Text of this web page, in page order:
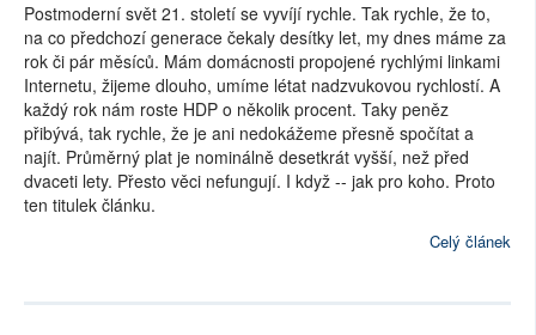
Postmoderní svět 21. století se vyvíjí rychle. Tak rychle, že to,
na co předchozí generace čekaly desítky let, my dnes máme za
rok či pár měsíců. Mám domácnosti propojené rychlými linkami
Internetu, žijeme dlouho, umíme létat nadzvukovou rychlostí. A
každý rok nám roste HDP o několik procent. Taky peněz
přibývá, tak rychle, že je ani nedokážeme přesně spočítat a
najít. Průměrný plat je nominálně desetkrát vyšší, než před
dvaceti lety. Přesto věci nefungují. I když -- jak pro koho. Proto
ten titulek článku.
Celý článek